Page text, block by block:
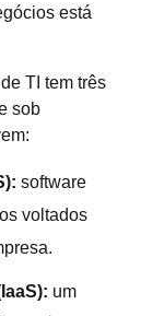
está
TI tem três
sob
software
voltados
um